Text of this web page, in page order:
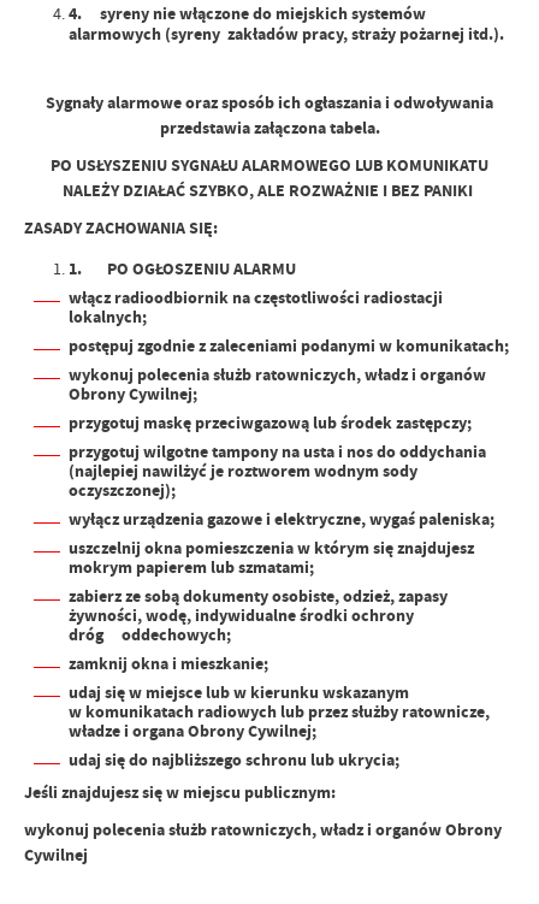
4. syreny nie włączone do miejskich systemów
alarmowych (syreny zakładów pracy, straży pożarnej itd.).
Sygnały alarmowe oraz sposób ich ogłaszania i odwoływania
przedstawia załączona tabela.
PO USŁYSZENIU SYGNAŁU ALARMOWEGO LUB KOMUNIKATU
NALEŻY DZIAŁAĆ SZYBKO, ALE ROZWAŻNIE I BEZ PANIKI
ZASADY ZACHOWANIA SIĘ:
1. PO OGŁOSZENIU ALARMU
włącz radioodbiornik na częstotliwości radiostacji
lokalnych;
postępuj zgodnie z zaleceniami podanymi w komunikatach;
wykonuj polecenia służb ratowniczych, władz i organów
Obrony Cywilnej;
przygotuj maskę przeciwgazową lub środek zastępczy;
przygotuj wilgotne tampony na usta i nos do oddychania
(najlepiej nawilżyć je roztworem wodnym sody
oczyszczonej);
wyłącz urządzenia gazowe i elektryczne, wygaś paleniska;
uszczelnij okna pomieszczenia w którym się znajdujesz
mokrym papierem lub szmatami;
zabierz ze sobą dokumenty osobiste, odzież, zapasy
żywności, wodę, indywidualne środki ochrony
dróg oddechowych;
zamknij okna i mieszkanie;
udaj się w miejsce lub w kierunku wskazanym
w komunikatach radiowych lub przez służby ratownicze,
władze i organa Obrony Cywilnej;
udaj się do najbliższego schronu lub ukrycia;
Jeśli znajdujesz się w miejscu publicznym:
wykonuj polecenia służb ratowniczych, władz i organów Obrony
Cywilnej